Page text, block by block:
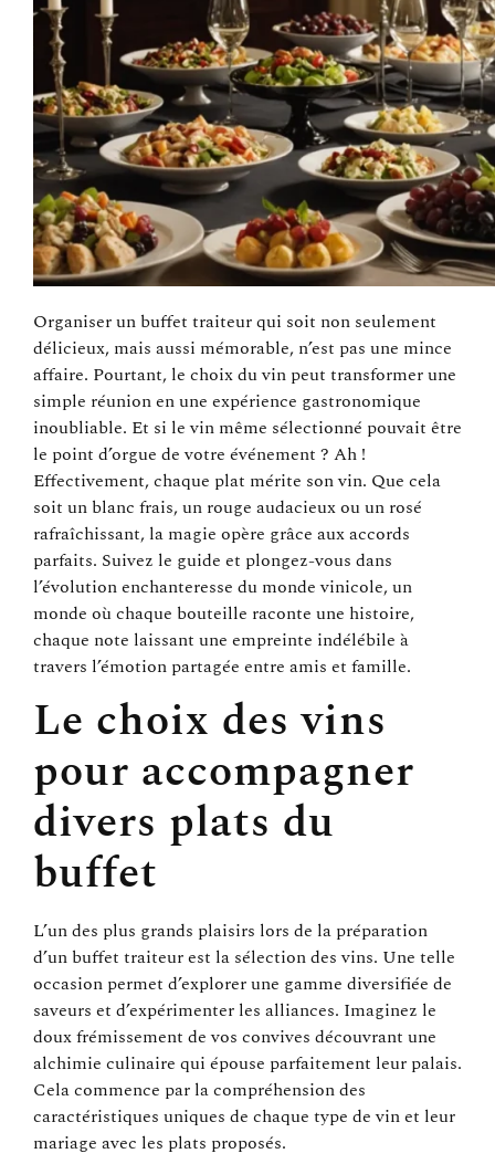
Organiser un buffet traiteur qui soit non seulement
délicieux, mais aussi mémorable, n’est pas une mince
affaire. Pourtant, le choix du vin peut transformer une
simple réunion en une expérience gastronomique
inoubliable. Et si le vin même sélectionné pouvait être
le point d’orgue de votre événement ? Ah !
Effectivement, chaque plat mérite son vin. Que cela
soit un blanc frais, un rouge audacieux ou un rosé
rafraîchissant, la magie opère grâce aux accords
parfaits. Suivez le guide et plongez-vous dans
l’évolution enchanteresse du monde vinicole, un
monde où chaque bouteille raconte une histoire,
chaque note laissant une empreinte indélébile à
travers l’émotion partagée entre amis et famille.
Le choix des vins
pour accompagner
divers plats du
buffet
L’un des plus grands plaisirs lors de la préparation
d’un buffet traiteur est la sélection des vins. Une telle
occasion permet d’explorer une gamme diversifiée de
saveurs et d’expérimenter les alliances. Imaginez le
doux frémissement de vos convives découvrant une
alchimie culinaire qui épouse parfaitement leur palais.
Cela commence par la compréhension des
caractéristiques uniques de chaque type de vin et leur
mariage avec les plats proposés.